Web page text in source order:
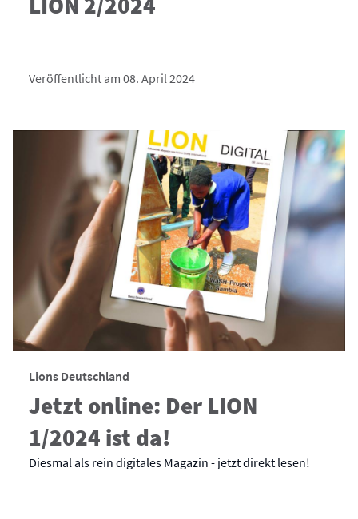
Veröffentlicht am 08. April 2024
Lions Deutschland
Jetzt online: Der LION
1/2024 ist da!
Diesmal als rein digitales Magazin - jetzt direkt lesen!